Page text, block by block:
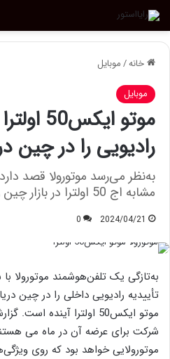
خانه/موبایل
موبایل
موتو
رادیویی را در چین
به‌نظر می‌رسد موتورولا قصد
مشابه اج 50 اولترا در بازار چین رونمایی کند.
2024/04/21
0
تأییدیه رادیویی داخلی را در چین
موتو ایکس50 اولترا آینده
شرکت برای عرضه آن در ماه می
موتورولایی خواهد بود که روی